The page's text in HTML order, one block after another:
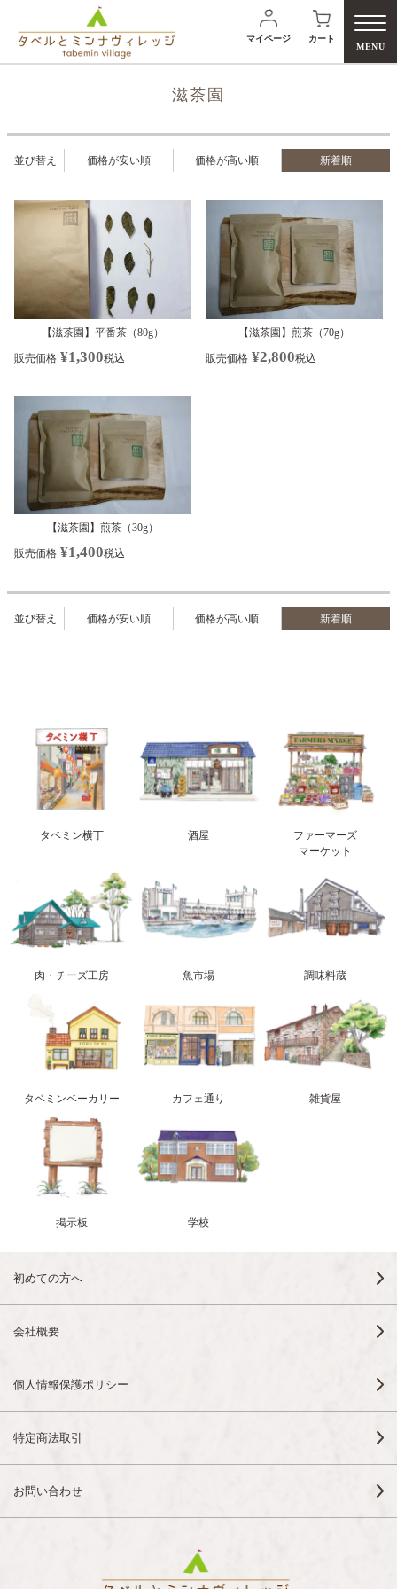
マイページ
カート
MENU
検
滋茶園
並び替え 価格が安い順 価格が高い順 新着順
【滋茶園】平番茶（80g）
販売価格 ¥1,300税込
【滋茶園】煎茶（70g）
販売価格 ¥2,800税込
【滋茶園】煎茶（30g）
販売価格 ¥1,400税込
並び替え 価格が安い順 価格が高い順 新着順
タベミン横丁 酒屋
ファーマーズ
マーケット
肉・チーズ工房 魚市場 調味料蔵
タベミンベーカリー カフェ通り 雑貨屋
掲示板 学校
初めての方へ
会社概要
個人情報保護ポリシー
特定商法取引
お問い合わせ